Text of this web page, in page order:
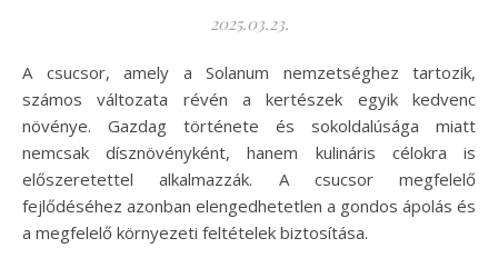
2025.03.23.
A csucsor, amely a Solanum nemzetséghez tartozik,
számos változata révén a kertészek egyik kedvenc
növénye. Gazdag története és sokoldalúsága miatt
nemcsak dísznövényként, hanem kulináris célokra is
előszeretettel alkalmazzák. A csucsor megfelelő
fejlődéséhez azonban elengedhetetlen a gondos ápolás és
a megfelelő környezeti feltételek biztosítása.